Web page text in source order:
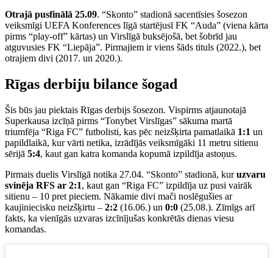
Otrajā pusfinālā 25.09. “Skonto” stadionā sacentīsies šosezon
veiksmīgi UEFA Konferences līgā startējusī FK “Auda” (viena kārta
pirms “play-off” kārtas) un Virslīgā buksējošā, bet šobrīd jau
atguvusies FK “Liepāja”. Pirmajiem ir viens šāds tituls (2022.), bet
otrajiem divi (2017. un 2020.).
Rīgas derbiju bilance šogad
Šis būs jau piektais Rīgas derbijs šosezon. Vispirms atjaunotajā
Superkausa izcīņā pirms “Tonybet Virslīgas” sākuma martā
triumfēja “Riga FC” futbolisti, kas pēc neizšķirta pamatlaikā 1:1 un
papildlaikā, kur vārti netika, izrādījās veiksmīgāki 11 metru sitienu
sērijā 5:4, kaut gan katra komanda kopumā izpildīja astoņus.
Pirmais duelis Virslīgā notika 27.04. “Skonto” stadionā, kuruzvaru
svinēja RFS ar 2:1, kaut gan “Riga FC” izpildīja uz pusi vairāk
sitienu – 10 pret pieciem. Nākamie divi mači noslēgušies ar
kaujiniecisku neizšķirtu – 2:2 (16.06.) un 0:0 (25.08.). Zīmīgs arī
fakts, ka vienīgās uzvaras izcīnījušas konkrētās dienas viesu
komandas.